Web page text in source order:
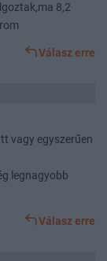
8,2
Válasz erre
vagy egyszerűen
legnagyobb
Válasz erre